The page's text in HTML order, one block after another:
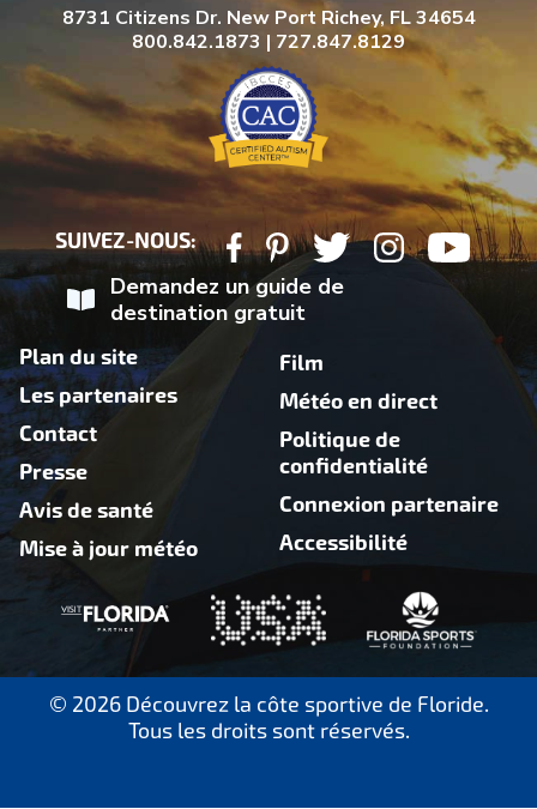
8731 Citizens Dr. New Port Richey, FL 34654
800.842.1873 | 727.847.8129
SUIVEZ-NOUS:
Demandez un guide de
destination gratuit
Plan du site
Les partenaires
Contact
Presse
Avis de santé
Mise à jour météo
Film
Météo en direct
Politique de
confidentialité
Connexion partenaire
Accessibilité
© 2026 Découvrez la côte sportive de Floride.
Tous les droits sont réservés.